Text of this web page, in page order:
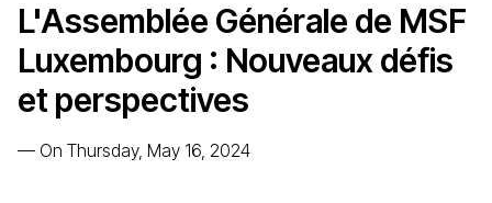
L'Assemblée Générale de MSF
Luxembourg : Nouveaux défis
et perspectives
— On Thursday, May 16, 2024